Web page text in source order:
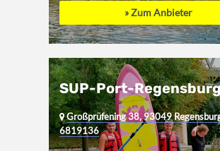
» Zum Anbieter
SUP-Port-
Großprüfening 38, 93049
6819136